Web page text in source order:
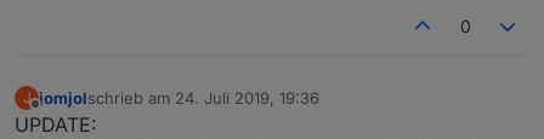
0
J
Offline
jomjolschrieb am 24. Juli 2019, 19:36
zuletzt editiert von
UPDATE: